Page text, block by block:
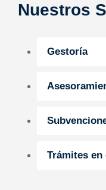
Nuestros
Gestoría
Trámites en